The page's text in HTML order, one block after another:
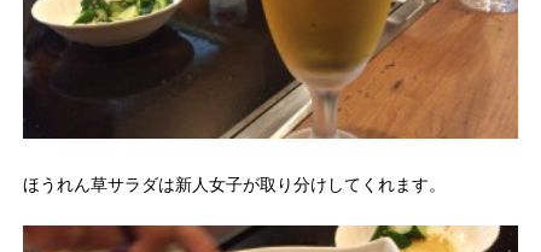
ほうれん草サラダは新人女子が取り分けしてくれます。